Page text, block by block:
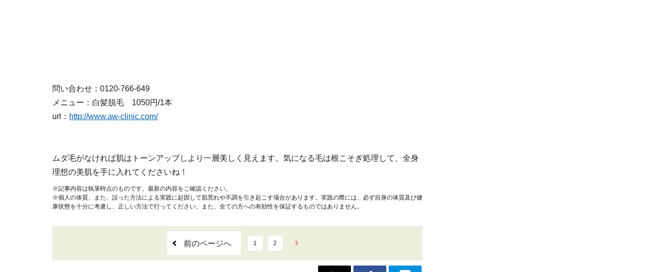
問い合わせ：0120-766-649
メニュー：白髪脱毛 1050円/1本
url： http://www.aw-clinic.com/
ムダ毛がなければ肌はトーンアップしより一層美しく見えます。気になる毛は根こそぎ処理して、全身
理想の美肌を手に入れてくださいね！
※記事内容は執筆時点のものです。最新の内容をご確認ください。
※個人の体質、また、誤った方法による実践に起因して肌荒れや不調を引き起こす場合があります。実践の際には、必ず自身の体質及び健
康状態を十分に考慮し、正しい方法で行ってください。また、全ての方への有効性を保証するものではありません。
前のページへ 1 2 3